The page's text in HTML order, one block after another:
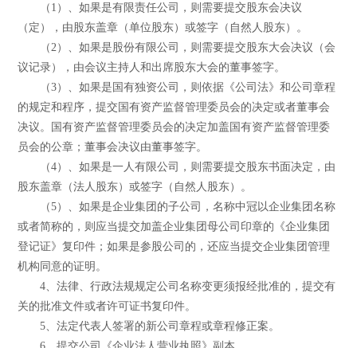
（1）、如果是有限责任公司，则需要提交股东会决议
（定），由股东盖章（单位股东）或签字（自然人股东）。
（2）、如果是股份有限公司，则需要提交股东大会决议（会
议记录），由会议主持人和出席股东大会的董事签字。
（3）、如果是国有独资公司，则依据《公司法》和公司章程
的规定和程序，提交国有资产监督管理委员会的决定或者董事会
决议。国有资产监督管理委员会的决定加盖国有资产监督管理委
员会的公章；董事会决议由董事签字。
（4）、如果是一人有限公司，则需要提交股东书面决定，由
股东盖章（法人股东）或签字（自然人股东）。
（5）、如果是企业集团的子公司，名称中冠以企业集团名称
或者简称的，则应当提交加盖企业集团母公司印章的《企业集团
登记证》复印件；如果是参股公司的，还应当提交企业集团管理
机构同意的证明。
4、法律、行政法规规定公司名称变更须报经批准的，提交有
关的批准文件或者许可证书复印件。
5、法定代表人签署的新公司章程或章程修正案。